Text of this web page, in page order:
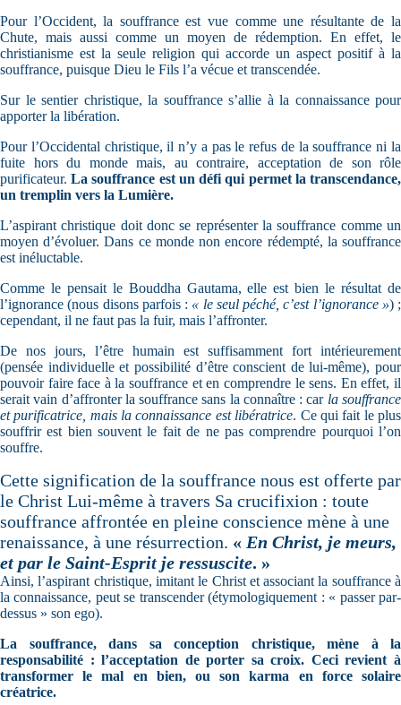
Pour l’Occident, la souffrance est vue comme une résultante de la
Chute, mais aussi comme un moyen de rédemption. En effet, le
christianisme est la seule religion qui accorde un aspect positif à la
souffrance, puisque Dieu le Fils l’a vécue et transcendée.
Sur le sentier christique, la souffrance s’allie à la connaissance pour
apporter la libération.
Pour l’Occidental christique, il n’y a pas le refus de la souffrance ni la
fuite hors du monde mais, au contraire, acceptation de son rôle
purificateur.La souffrance est un défi qui permet la transcendance,
un tremplin vers la Lumière.
L’aspirant christique doit donc se représenter la souffrance comme un
moyen d’évoluer. Dans ce monde non encore rédempté, la souffrance
est inéluctable.
Comme le pensait le Bouddha Gautama, elle est bien le résultat de
l’ignorance (nous disons parfois : « le seul péché, c’est l’ignorance ») ;
cependant, il ne faut pas la fuir, mais l’affronter.
De nos jours, l’être humain est suffisamment fort intérieurement
(pensée individuelle et possibilité d’être conscient de lui-même), pour
pouvoir faire face à la souffrance et en comprendre le sens. En effet, il
serait vain d’affronter la souffrance sans la connaître : car la souffrance
et purificatrice, mais la connaissance est libératrice. Ce qui fait le plus
souffrir est bien souvent le fait de ne pas comprendre pourquoi l’on
souffre.
Cette signification de la souffrance nous est offerte par
le Christ Lui-même à travers Sa crucifixion : toute
souffrance affrontée en pleine conscience mène à une
renaissance, à une résurrection. « En Christ, je meurs,
et par le Saint-Esprit je ressuscite. »
Ainsi, l’aspirant christique, imitant le Christ et associant la souffrance à
la connaissance, peut se transcender (étymologiquement : « passer par-
dessus » son ego).
La souffrance, dans sa conception christique, mène à la
responsabilité : l’acceptation de porter sa croix. Ceci revient à
transformer le mal en bien, ou son karma en force solaire
créatrice.